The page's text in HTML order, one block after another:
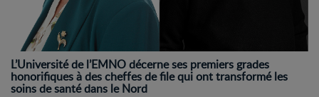
L’Université de l’EMNO décerne ses premiers grades
honorifiques à des cheffes de file qui ont transformé les
soins de santé dans le Nord